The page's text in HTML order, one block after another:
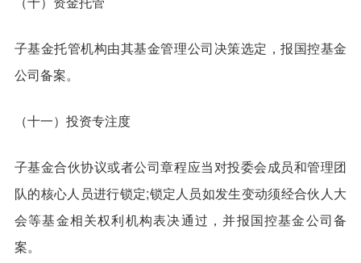
子基金托管机构由其基金管理公司决策选定，报国控基金
公司备案。
（十一）投资专注度
子基金合伙协议或者公司章程应当对投委会成员和管理团
队的核心人员进行锁定;锁定人员如发生变动须经合伙人大
会等基金相关权利机构表决通过，并报国控基金公司备
案。